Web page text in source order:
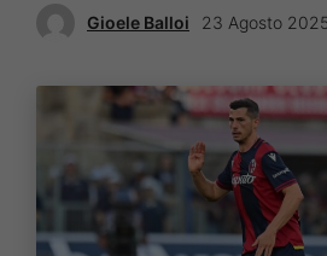
Gioele Balloi 23 Agosto